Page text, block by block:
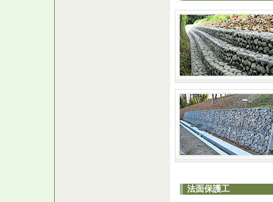
法面保護工